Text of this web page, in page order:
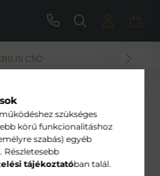
CSŐ
Ø 125 MM - Ø
szükséges
körű funkcionalitáshoz
szabás) egyéb
Részletesebb
tájékoztatóban talál.